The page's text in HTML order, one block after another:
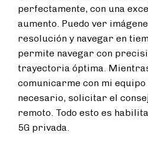
perfectamente, con una
aumento. Puedo ver
resolución y navegar en
permite navegar con
trayectoria óptima.
comunicarme con mi
necesario, solicitar el
remoto. Todo esto es
5G privada.